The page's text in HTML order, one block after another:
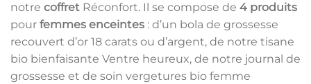
notre coffret Réconfort. Il se compose de 4 produits
pour femmes enceintes : d’un bola de grossesse
recouvert d’or 18 carats ou d’argent, de notre tisane
bio bienfaisante Ventre heureux, de notre journal de
grossesse et de soin vergetures bio femme